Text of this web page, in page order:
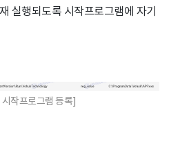
실행되도록 시작프로그램에 자기
작프로그램 등록]